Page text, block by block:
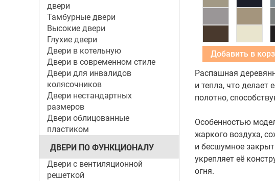
двери
Тамбурные двери
Высокие двери
Глухие двери
Двери в котельную
Двери в современном стиле
Двери для инвалидов
колясочников
Двери нестандартных
размеров
Двери облицованные
пластиком
ДВЕРИ ПО ФУНКЦИОНАЛУ
Двери с вентиляционной
решеткой
Добавить в
Распашная
и тепла, что
полотно,
Особенностью
жаркого воздуха,
и бесшумное
укрепляет её
огня.